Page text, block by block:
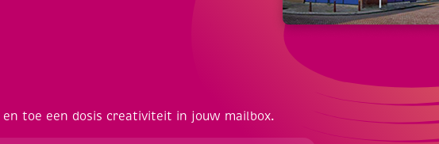
toe een dosis creativiteit in jouw mailbox.